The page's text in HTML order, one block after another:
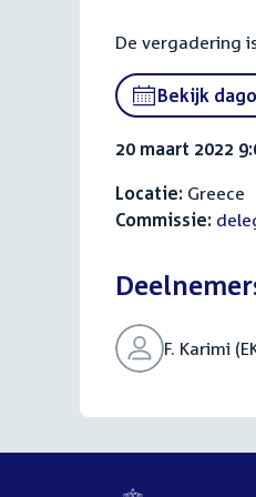
De vergadering
Bekijk
20 maart 2022
Locatie: Greece
Commissie:
F. Karimi